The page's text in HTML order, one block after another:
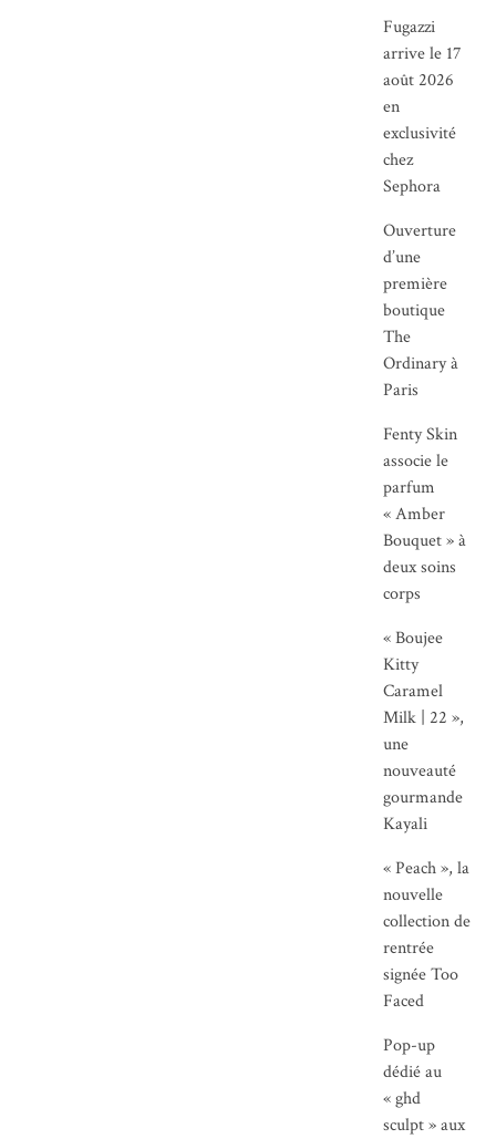
Fugazzi
arrive le 17
août 2026
en
exclusivité
chez
Sephora
Ouverture
d’une
première
boutique
The
Ordinary à
Paris
Fenty Skin
associe le
parfum
« Amber
Bouquet » à
deux soins
corps
« Boujee
Kitty
Caramel
Milk | 22 »,
une
nouveauté
gourmande
Kayali
« Peach », la
nouvelle
collection de
rentrée
signée Too
Faced
Pop-up
dédié au
« ghd
sculpt » aux